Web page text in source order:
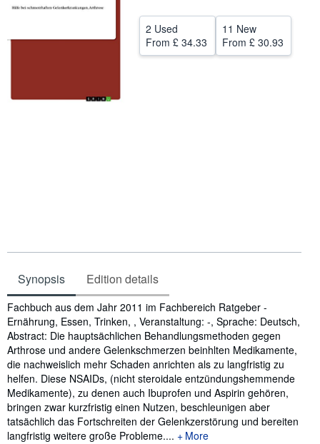
CLOSE
2 Used
From £ 34.33
11 New
From £ 30.93
Synopsis Edition details
Synopsis
Fachbuch aus dem Jahr 2011 im Fachbereich Ratgeber -
Ernährung, Essen, Trinken, , Veranstaltung: -, Sprache: Deutsch,
Abstract: Die hauptsächlichen Behandlungsmethoden gegen
Arthrose und andere Gelenkschmerzen beinhlten Medikamente,
die nachweislich mehr Schaden anrichten als zu langfristig zu
helfen. Diese NSAIDs, (nicht steroidale entzündungshemmende
Medikamente), zu denen auch Ibuprofen und Aspirin gehören,
bringen zwar kurzfristig einen Nutzen, beschleunigen aber
tatsächlich das Fortschreiten der Gelenkzerstörung und bereiten
langfristig weitere große Probleme....
More